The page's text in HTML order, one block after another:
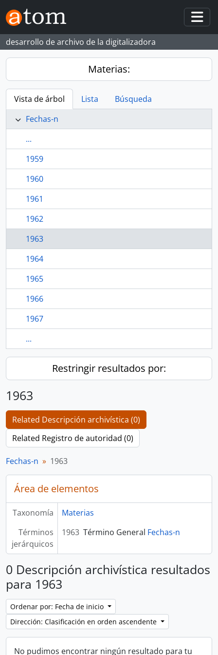
Skip to main content
desarrollo de archivo de la digitalizadora
Materias:
Vista de árbol Lista
Búsqueda
Fechas-n
...
1959
1960
1961
1962
1963
1964
1965
1966
1967
...
Restringir resultados por:
1963
Related Descripción archivística (0)
Related Registro de autoridad (0)
Fechas-n 1963
Área de elementos
Taxonomía
Materias
Términos
jerárquicos
1963 Término General Fechas-n
0 Descripción archivística resultados
para 1963
Ordenar por: Fecha de inicio
Dirección: Clasificación en orden ascendente
No pudimos encontrar ningún resultado para tu